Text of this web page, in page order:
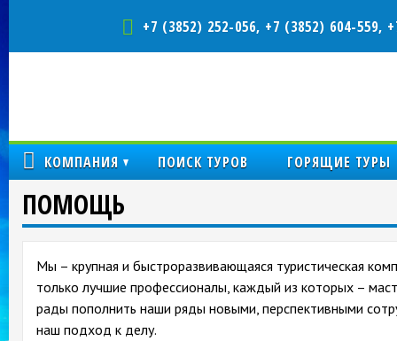
+7 (3852) 252-056, +7 (3852) 604-559,
КОМПАНИЯ ПОИСК ТУРОВ ГОРЯЩИЕ ТУРЫ
ПОМОЩЬ
Мы – крупная и быстроразвивающаяся туристическая
только лучшие профессионалы, каждый из которых –
рады пополнить наши ряды новыми, перспективными
наш подход к делу.